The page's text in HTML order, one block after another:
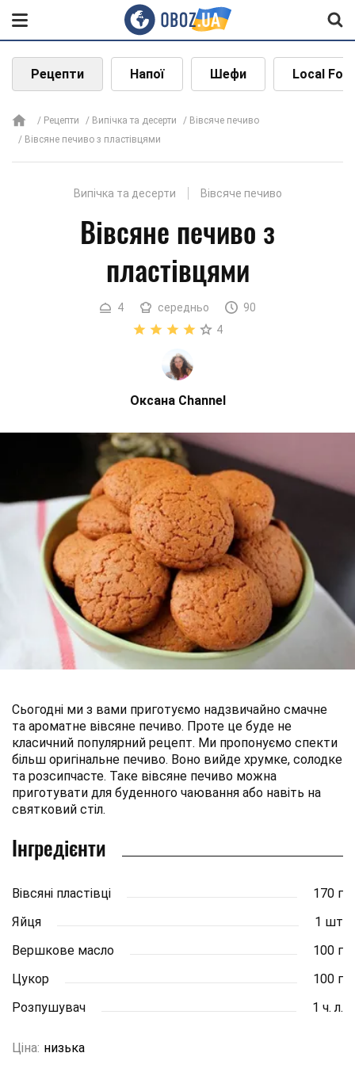
Рецепти Напої Шефи Local
Рецепти Випічка та десерти
Вівсяче печиво
Вівсяне печиво з пластівцями
Випічка та десерти Вівсяче печиво
Вівсяне печиво з
пластівцями
4 середньо
90
4
Оксана Channel
Сьогодні ми з вами приготуємо надзвичайно смачне
та ароматне вівсяне печиво. Проте це буде не
класичний популярний рецепт. Ми пропонуємо спекти
більш оригінальне печиво. Воно вийде хрумке, солодке
та розсипчасте. Таке вівсяне печиво можна
приготувати для буденного чаювання або навіть на
святковий стіл.
Інгредієнти
Вівсяні пластівці
170 г
Яйця
1 шт
Вершкове масло
100 г
Цукор
100 г
Розпушувач
1 ч. л.
Ціна: низька